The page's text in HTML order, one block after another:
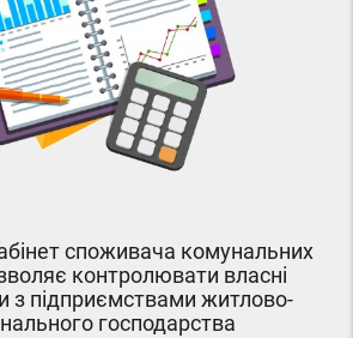
споживача комунальних
контролювати власні
з підприємствами житлово-
господарства